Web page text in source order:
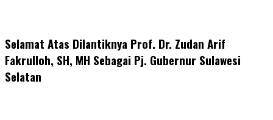
Selamat Atas Dilantiknya Prof. Dr. Zudan Arif
Fakrulloh, SH, MH Sebagai Pj. Gubernur Sulawesi
Selatan